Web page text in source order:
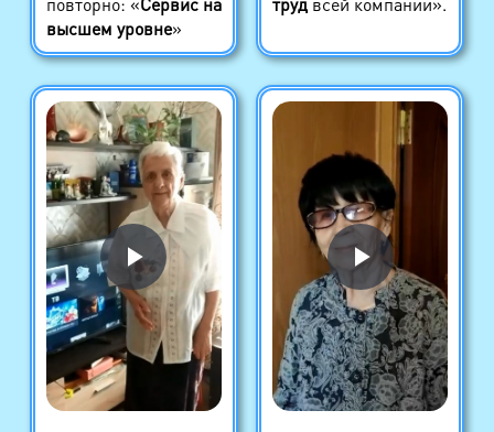
высшем уровне»